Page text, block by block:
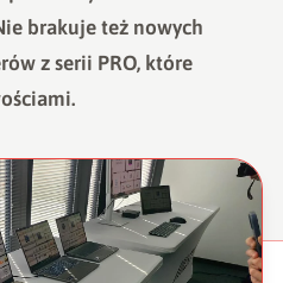
brakuje też nowych
z serii PRO, które